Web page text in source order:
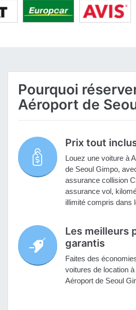
Pourquoi
Aéroport de
Prix tout
Louez une voiture à
de Seoul Gimpo,
assurance collision
assurance vol,
illimité compris dans
Les meilleurs
garantis
Faites des
voitures de location à
Aéroport de Seoul